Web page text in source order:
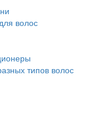
волос
типов волос